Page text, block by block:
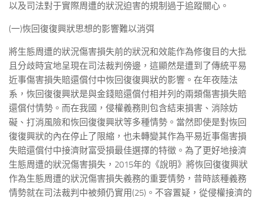
以及司法對于實際周遭的狀況迫害的規制過于追蹤關心。
(一)恢回復復興狀思想的影響難以消弭
將生態周遭的狀況傷害損失前的狀況和效能作為修復目的大批
且分歧時宜地呈現在司法裁判傍邊，這顯然是遭到了傳統平易
近事傷害損失賠還償付中恢回復復興狀的影響。在年夜陸法
系，恢回復復興狀是與金錢賠還償付相并列的兩類傷害損失賠
還償付情勢。而在我國，侵權義務則包含結束損害、消除妨
礙、打消風險和恢回復復興狀等多種情勢。當然即使是對恢回
復復興狀的內在停止了限縮，也未轉變其作為平易近事傷害損
失賠還償付中接濟財富受損最佳選擇的特徵。為了更好地接濟
生態周遭的狀況傷害損失，2015年的《說明》將恢回復復興狀
作為生態周遭的狀況傷害損失義務的重要情勢，昔時該種義務
情勢就在司法裁判中被頻仍實用(25)。不容置疑，從侵權接濟的